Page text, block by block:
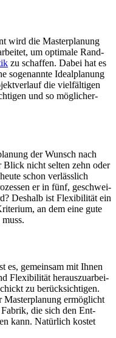
wird die Mas­ter­pla­nung
um opti­ma­le Rand­
zu schaf­fen. Dabei hat es
soge­nann­te Ide­al­pla­nung
die viel­fäl­ti­gen
und so mög­li­cher­
der Wunsch nach
Blick nicht sel­ten zehn oder
schon ver­läss­lich
er in fünf, geschwei­
Des­halb ist Fle­xi­bi­li­tät ein
an dem eine gute
es, gemein­sam mit Ihnen
Fle­xi­bi­li­tät her­aus­zu­ar­bei­
zu berück­sich­ti­gen.
ermög­licht
Fabrik, die sich den Ent­
kann. Natür­lich kos­tet